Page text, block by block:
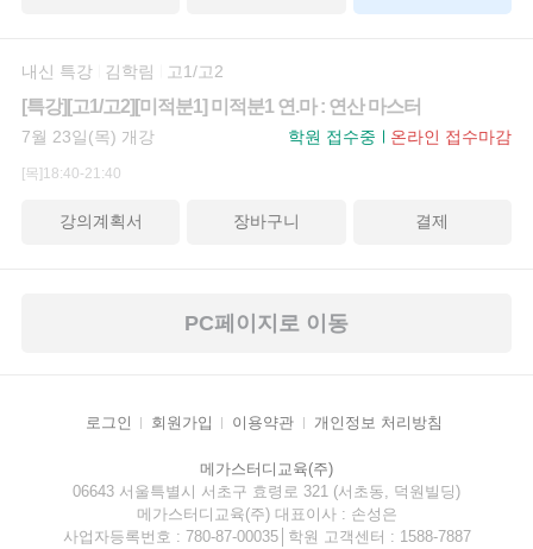
내신 특강 김학림 고1/고2
[특강][고1/고2][미적분1] 미적분1 연.마 : 연산 마스터
7월 23일(목) 개강 학원 접수중 온라인 접수마감
[목]18:40-21:40
강의계획서 장바구니 결제
PC페이지로 이동
로그인 회원가입 이용약관 개인정보 처리방침
메가스터디교육(주)
06643 서울특별시 서초구 효령로 321 (서초동, 덕원빌딩)
메가스터디교육(주) 대표이사 : 손성은
사업자등록번호 : 780-87-00035│학원 고객센터 : 1588-7887